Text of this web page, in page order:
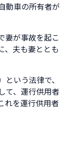
動車の所有者が
妻が事故を起こ
、夫も妻ととも
いう法律で、
て、運行供用者
れを運行供用者